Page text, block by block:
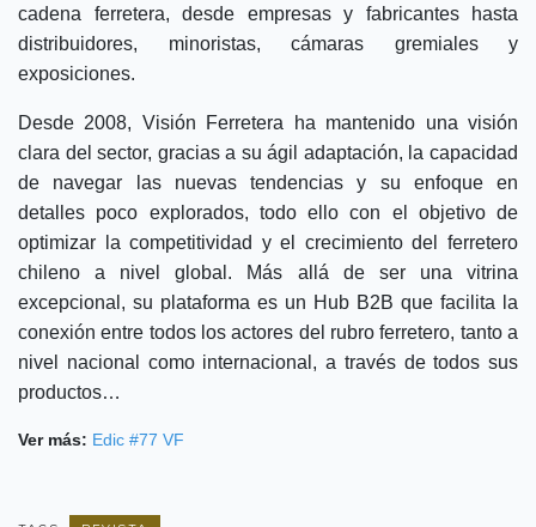
cadena ferretera, desde empresas y fabricantes hasta
distribuidores, minoristas, cámaras gremiales y
exposiciones.
Desde 2008, Visión Ferretera ha mantenido una visión
clara del sector, gracias a su ágil adaptación, la capacidad
de navegar las nuevas tendencias y su enfoque en
detalles poco explorados, todo ello con el objetivo de
optimizar la competitividad y el crecimiento del ferretero
chileno a nivel global. Más allá de ser una vitrina
excepcional, su plataforma es un Hub B2B que facilita la
conexión entre todos los actores del rubro ferretero, tanto a
nivel nacional como internacional, a través de todos sus
productos…
Ver más: Edic #77 VF